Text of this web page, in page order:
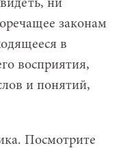
ни
законам
в
восприятия,
и понятий,
Посмотрите